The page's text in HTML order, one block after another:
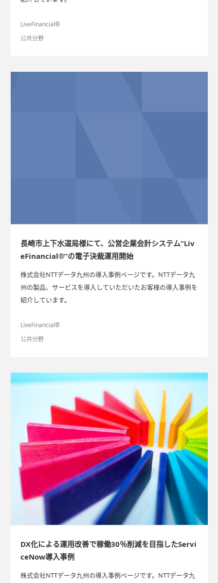
LiveFinancial®
公共分野
長崎市上下水道局様にて、公営企業会計システム“Liv
eFinancial®”の電子決裁運用開始
株式会社NTTデータ九州の導入事例ページです。NTTデータ九
州の製品、サービスを導入していただいたお客様の導入事例を
紹介しています。
LiveFinancial®
公共分野
DX化による運用改善で稼働30％削減を目指したServi
ceNow導入事例
株式会社NTTデータ九州の導入事例ページです。NTTデータ九